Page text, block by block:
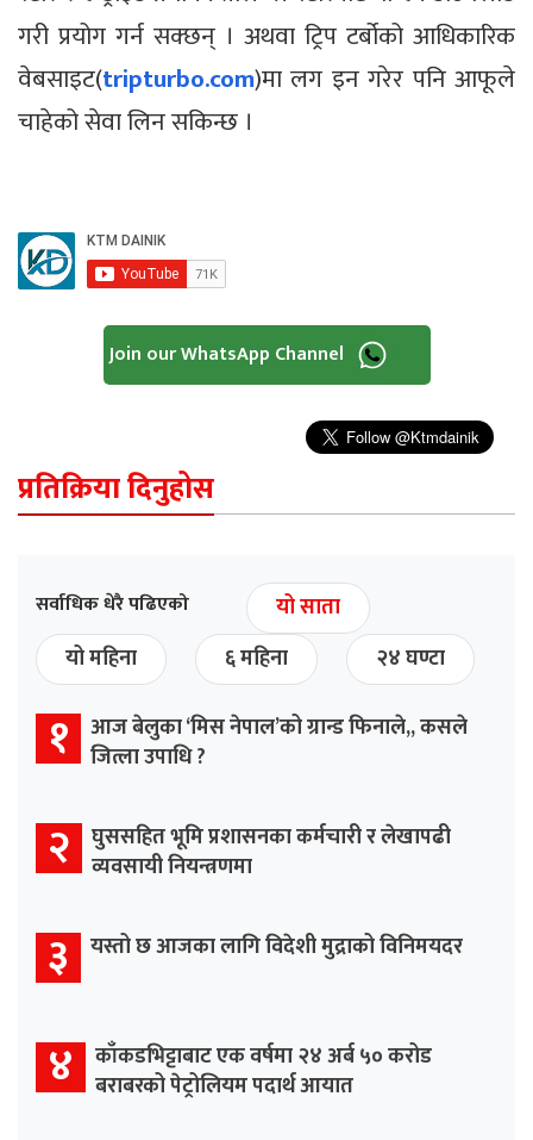
गरी प्रयोग गर्न सक्छन् । अथवा ट्रिप टर्बोको आधिकारिक
वेबसाइट(tripturbo.com)मा लग इन गरेर पनि आफूले
चाहेको सेवा लिन सकिन्छ ।
Join our WhatsApp Channel
प्रतिक्रिया दिनुहोस
सर्वाधिक धेरै पढिएको
यो साता
यो महिना
६ महिना २४ घण्टा
१
आज बेलुका ‘मिस नेपाल’को ग्रान्ड फिनाले,, कसले
जित्ला उपाधि ?
२
घुससहित भूमि प्रशासनका कर्मचारी र लेखापढी
व्यवसायी नियन्त्रणमा
३ यस्तो छ आजका लागि विदेशी मुद्राको विनिमयदर
४
काँकडभिट्टाबाट एक वर्षमा २४ अर्ब ५० करोड
बराबरको पेट्रोलियम पदार्थ आयात